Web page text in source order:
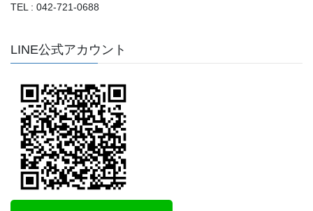
TEL : 042-721-0688
LINE公式アカウント